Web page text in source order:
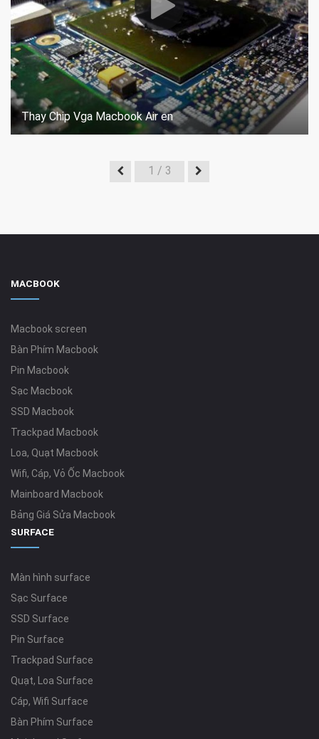
Thay Chip Vga Macbook Air en
1 / 3
MACBOOK
Macbook screen
Bàn Phím Macbook
Pin Macbook
Sạc Macbook
SSD Macbook
Trackpad Macbook
Loa, Quạt Macbook
Wifi, Cáp, Vỏ Ốc Macbook
Mainboard Macbook
Bảng Giá Sửa Macbook
SURFACE
Màn hình surface
Sạc Surface
SSD Surface
Pin Surface
Trackpad Surface
Quạt, Loa Surface
Cáp, Wifi Surface
Bàn Phím Surface